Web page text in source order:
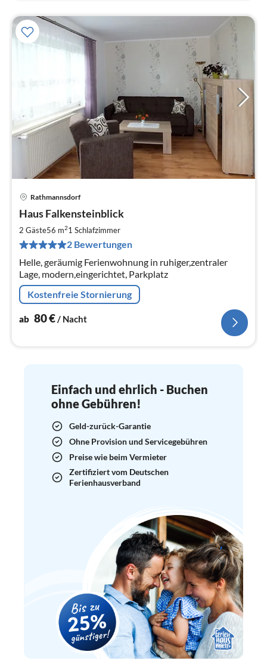
Rathmannsdorf
Haus Falkensteinblick
2 Gäste56 m21 Schlafzimmer
2 Bewertungen
Helle, geräumig Ferienwohnung in ruhiger,zentraler
Lage, modern,eingerichtet, Parkplatz
Kostenfreie Stornierung
ab 80€/ Nacht
Einfach und ehrlich - Buchen
ohne Gebühren!
Geld-zurück-Garantie
Ohne Provision und Servicegebühren
Preise wie beim Vermieter
Zertifiziert vom Deutschen
Ferienhausverband